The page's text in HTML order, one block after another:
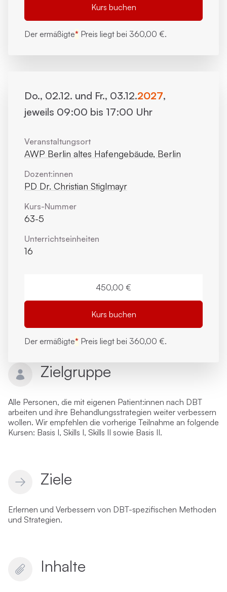
Zielgruppe
Alle Personen, die mit eigenen Patient:innen nach DBT
arbeiten und ihre Behandlungsstrategien weiter verbessern
wollen. Wir empfehlen die vorherige Teilnahme an folgende
Kursen: Basis I, Skills I, Skills II sowie Basis II.
Ziele
Erlernen und Verbessern von DBT-spezifischen Methoden
und Strategien.
Inhalte
Kurs buchen
Der ermäßigte* Preis liegt bei 360,00 €.
Do., 02.12. und Fr., 03.12.2027,
jeweils 09:00 bis 17:00 Uhr
Veranstaltungsort
AWP Berlin altes Hafengebäude, Berlin
Dozent:innen
PD Dr. Christian Stiglmayr
Kurs-Nummer
63-5
Unterrichts­einheiten
16
450,00 €
Kurs buchen
Der ermäßigte* Preis liegt bei 360,00 €.